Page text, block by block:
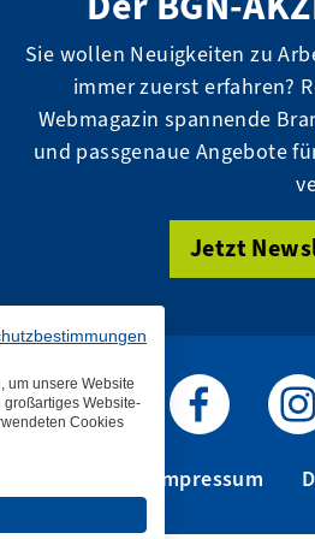
Sie wollen Neuigkeiten zu
immer zuerst erfahren?
Webmagazin spannende
und passgenaue Angebote
Jetzt
Impressum
um unsere Website
Website-
Cookies